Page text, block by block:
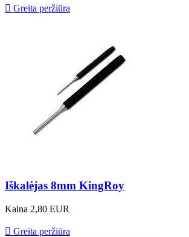
 Greita peržiūra
Iškalėjas 8mm KingRoy
Kaina 2,80 EUR
 Greita peržiūra